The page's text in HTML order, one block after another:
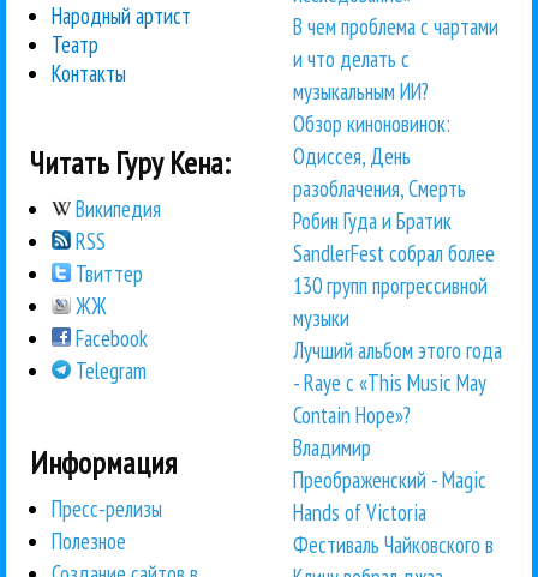
Народный артист
Театр
Контакты
Читать Гуру Кена:
Википедия
RSS
Твиттер
ЖЖ
Facebook
Telegram
Информация
Пресс-релизы
Полезное
В чем проблема с чартами
и что делать с
музыкальным ИИ?
Обзор киноновинок:
Одиссея, День
разоблачения, Смерть
Робин Гуда и Братик
SandlerFest собрал более
130 групп прогрессивной
музыки
Лучший альбом этого года
- Raye с «This Music May
Contain Hope»?
Владимир
Преображенский - Magic
Hands of Victoria
Фестиваль Чайковского в